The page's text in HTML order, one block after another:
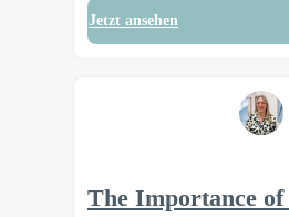
Jetzt ansehen
The Importance